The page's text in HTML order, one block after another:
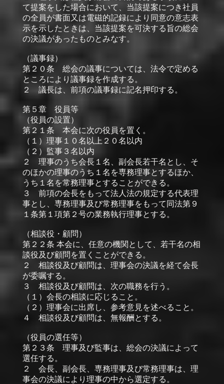
て提案をした場合において、当該提案につき社員
の全員が書面又は電磁的記録により同意の意志表
示を示したときは、当該提案を可決する旨の総会
の決議があったものとみなす。
（議事録）
第２０条 総会の議事については、法令で定める
ところにより議事録を作成する。
２ 議長は、前項の議事録に記名押印する。
第５章 役員等
（役員の設置）
第２１条 本会に次の役員を置く。
（１）理事１０名以上２０名以内
（２）監事３名以内
２ 理事のうち会長１名、副会長若干名とし、そ
のほかの理事のうち１名を専務理事とするほか、
うち１名を常務理事とすることができる。
３ 前項の会長をもって法人法の規定する代表理
事とし、専務理事及び常務理事をもって同法第９
１条第１項第２号の業務執行理事とする。
（相談役・顧問）
第２２条 本会に、任意の機関として、若干名の相
談役及び顧問を置くことができる。
２ 相談役及び顧問は、理事会の決議を経て会長
が委嘱する。
３ 相談役及び顧問は、次の職務を行う。
（１）会長の相談に応じること。
（２）理事会に出席し、参考意見を述べること。
４ 相談役及び顧問は、無報酬とする。
（役員の選任等）
第２３条 理事及び監事は、総会の決議によって
選任する。
２ 会長、副会長、専務理事及び常務理事は、理
事会の決議により理事の中から選定する。